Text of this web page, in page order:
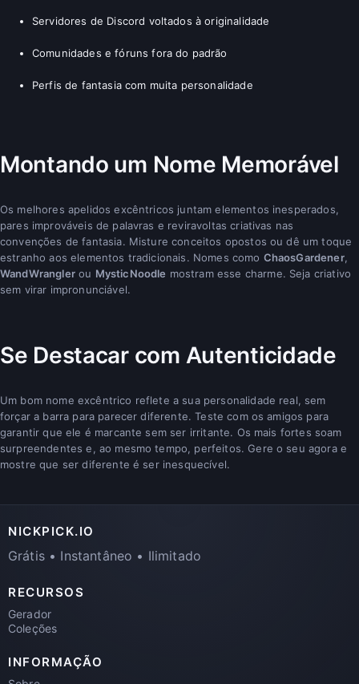
Servidores de Discord voltados à originalidade
Comunidades e fóruns fora do padrão
Perfis de fantasia com muita personalidade
Montando um Nome Memorável
Os melhores apelidos excêntricos juntam elementos inesperados,
pares improváveis de palavras e reviravoltas criativas nas
convenções de fantasia. Misture conceitos opostos ou dê um toque
estranho aos elementos tradicionais. Nomes como ChaosGardener,
WandWranglerou MysticNoodle mostram esse charme. Seja criativo
sem virar impronunciável.
Se Destacar com Autenticidade
Um bom nome excêntrico reflete a sua personalidade real, sem
forçar a barra para parecer diferente. Teste com os amigos para
garantir que ele é marcante sem ser irritante. Os mais fortes soam
surpreendentes e, ao mesmo tempo, perfeitos. Gere o seu agora e
mostre que ser diferente é ser inesquecível.
NICKPICK.IO
Grátis • Instantâneo • Ilimitado
RECURSOS
Gerador
Coleções
INFORMAÇÃO